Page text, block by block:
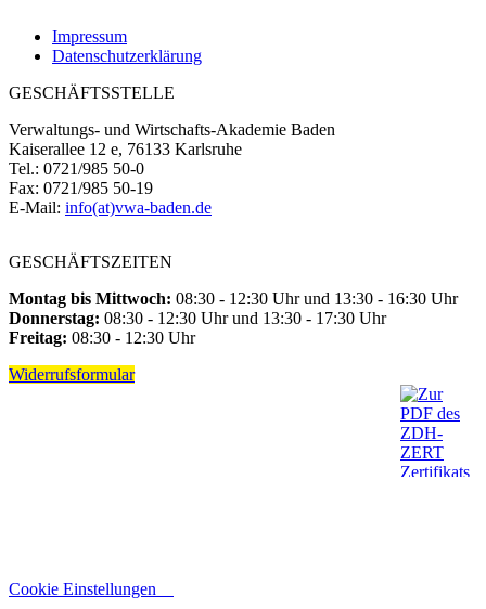
Impressum
Datenschutzerklärung
GESCHÄFTSSTELLE
Verwaltungs- und Wirtschafts-Akademie Baden
Kaiserallee 12 e, 76133 Karlsruhe
Tel.: 0721/985 50-0
Fax: 0721/985 50-19
E-Mail: info(at)vwa-baden.de
GESCHÄFTSZEITEN
Montag bis Mittwoch: 08:30 - 12:30 Uhr und 13:30 - 16:30 Uhr
Donnerstag: 08:30 - 12:30 Uhr und 13:30 - 17:30 Uhr
Freitag: 08:30 - 12:30 Uhr
Widerrufsformular
Cookie Einstellungen